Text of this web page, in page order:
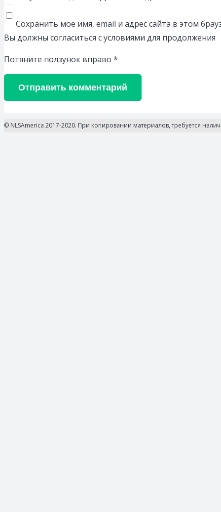
Сохранить моё имя, email и адрес сайта в этом
Вы должны согласиться с условиями для продолжения
Потяните ползунок вправо *
Отправить комментарий
© NLSAmerica 2017-2020. При копировании материалов, требуется